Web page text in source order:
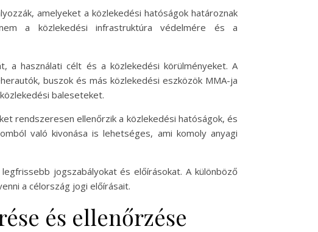
amelyeket a közlekedési hatóságok határoznak
a közlekedési infrastruktúra védelmére és a
a használati célt és a közlekedési körülményeket. A
buszok és más közlekedési eszközök MMA-ja
baleseteket.
rendszeresen ellenőrzik a közlekedési hatóságok, és
való kivonása is lehetséges, ami komoly anyagi
jogszabályokat és előírásokat. A különböző
a célország jogi előírásait.
és ellenőrzése